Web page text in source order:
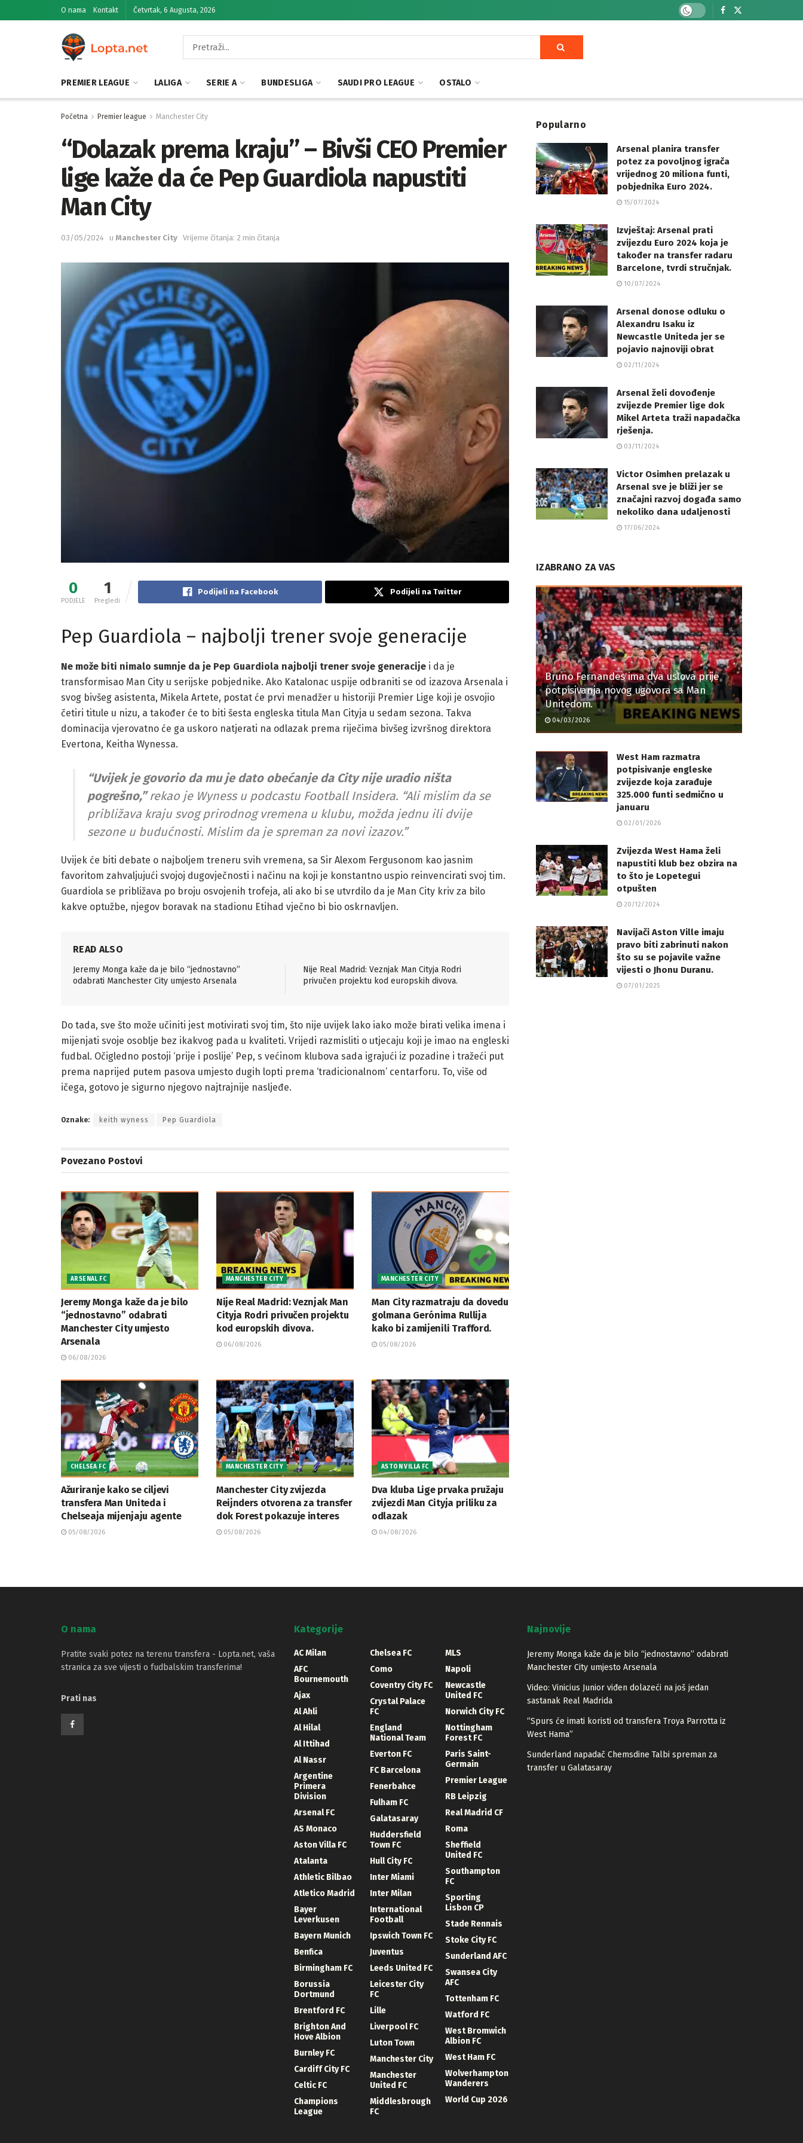
O nama Kontakt Četvrtak, 6 Augusta, 2026
PREMIER LEAGUE LALIGA SERIE A BUNDESLIGA SAUDI PRO LEAGUE OSTALO
Početna Premier league Manchester City
“Dolazak prema kraju” – Bivši CEO Premier
lige kaže da će Pep Guardiola napustiti
Man City
03/05/2024 u Manchester City Vrijeme čitanja: 2 min čitanja
0
PODJELE
1
Pregledi
Podijeli na Facebook Podijeli na Twitter
Pep Guardiola – najbolji trener svoje generacije
Ne može biti nimalo sumnje da je Pep Guardiola najbolji trener svoje generacije i da je
transformisao Man City u serijske pobjednike. Ako Katalonac uspije odbraniti se od izazova Arsenala i
svog bivšeg asistenta, Mikela Artete, postat će prvi menadžer u historiji Premier Lige koji je osvojio
četiri titule u nizu, a također će to biti šesta engleska titula Man Cityja u sedam sezona. Takva
dominacija vjerovatno će ga uskoro natjerati na odlazak prema riječima bivšeg izvršnog direktora
Evertona, Keitha Wynessa.
“Uvijek je govorio da mu je dato obećanje da City nije uradio ništa
pogrešno,”rekao je Wyness u podcastu Football Insidera. “Ali mislim da se
približava kraju svog prirodnog vremena u klubu, možda jednu ili dvije
sezone u budućnosti. Mislim da je spreman za novi izazov.”
Uvijek će biti debate o najboljem treneru svih vremena, sa Sir Alexom Fergusonom kao jasnim
favoritom zahvaljujući svojoj dugovječnosti i načinu na koji je konstantno uspio reinvencirati svoj tim.
Guardiola se približava po broju osvojenih trofeja, ali ako bi se utvrdilo da je Man City kriv za bilo
kakve optužbe, njegov boravak na stadionu Etihad vječno bi bio oskrnavljen.
READ ALSO
Jeremy Monga kaže da je bilo “jednostavno”
odabrati Manchester City umjesto Arsenala
Nije Real Madrid: Veznjak Man Cityja Rodri
privučen projektu kod europskih divova.
Do tada, sve što može učiniti jest motivirati svoj tim, što nije uvijek lako iako može birati velika imena i
mijenjati svoje osoblje bez ikakvog pada u kvaliteti. Vrijedi razmisliti o utjecaju koji je imao na engleski
fudbal. Očigledno postoji ‘prije i poslije’ Pep, s većinom klubova sada igrajući iz pozadine i tražeći put
prema naprijed putem pasova umjesto dugih lopti prema ‘tradicionalnom’ centarforu. To, više od
ičega, gotovo je sigurno njegovo najtrajnije nasljeđe.
Oznake: keith wyness Pep Guardiola
Povezano Postovi
ARSENAL FC
Jeremy Monga kaže da je bilo
“jednostavno” odabrati
Manchester City umjesto
Arsenala
06/08/2026
MANCHESTER CITY
Nije Real Madrid: Veznjak Man
Cityja Rodri privučen projektu
kod europskih divova.
06/08/2026
MANCHESTER CITY
Man City razmatraju da dovedu
golmana Gerónima Rullija
kako bi zamijenili Trafford.
05/08/2026
CHELSEA FC
Ažuriranje kako se ciljevi
transfera Man Uniteda i
Chelseaja mijenjaju agente
05/08/2026
MANCHESTER CITY
Manchester City zvijezda
Reijnders otvorena za transfer
dok Forest pokazuje interes
05/08/2026
ASTON VILLA FC
Dva kluba Lige prvaka pružaju
zvijezdi Man Cityja priliku za
odlazak
04/08/2026
Popularno
Arsenal planira transfer
potez za povoljnog igrača
vrijednog 20 miliona funti,
pobjednika Euro 2024.
15/07/2024
Izvještaj: Arsenal prati
zvijezdu Euro 2024 koja je
također na transfer radaru
Barcelone, tvrdi stručnjak.
10/07/2024
Arsenal donose odluku o
Alexandru Isaku iz
Newcastle Uniteda jer se
pojavio najnoviji obrat
02/11/2024
Arsenal želi dovođenje
zvijezde Premier lige dok
Mikel Arteta traži napadačka
rješenja.
03/11/2024
Victor Osimhen prelazak u
Arsenal sve je bliži jer se
značajni razvoj događa samo
nekoliko dana udaljenosti
17/06/2024
IZABRANO ZA VAS
Bruno Fernandes ima dva uslova prije
potpisivanja novog ugovora sa Man
Unitedom.
04/03/2026
West Ham razmatra
potpisivanje engleske
zvijezde koja zarađuje
325.000 funti sedmično u
januaru
02/01/2026
Zvijezda West Hama želi
napustiti klub bez obzira na
to što je Lopetegui
otpušten
20/12/2024
Navijači Aston Ville imaju
pravo biti zabrinuti nakon
što su se pojavile važne
vijesti o Jhonu Duranu.
07/01/2025
O nama
Pratite svaki potez na terenu transfera - Lopta.net, vaša
stranica za sve vijesti o fudbalskim transferima!
Prati nas
Kategorije
AC Milan
AFC
Bournemouth
Ajax
Al Ahli
Al Hilal
Al Ittihad
Al Nassr
Argentine
Primera
Division
Arsenal FC
AS Monaco
Aston Villa FC
Atalanta
Athletic Bilbao
Atletico Madrid
Bayer
Leverkusen
Bayern Munich
Benfica
Birmingham FC
Borussia
Dortmund
Brentford FC
Brighton And
Hove Albion
Burnley FC
Cardiff City FC
Celtic FC
Champions
League
Chelsea FC
Como
Coventry City FC
Crystal Palace
FC
England
National Team
Everton FC
FC Barcelona
Fenerbahce
Fulham FC
Galatasaray
Huddersfield
Town FC
Hull City FC
Inter Miami
Inter Milan
International
Football
Ipswich Town FC
Juventus
Leeds United FC
Leicester City
FC
Lille
Liverpool FC
Luton Town
Manchester City
Manchester
United FC
Middlesbrough
FC
MLS
Napoli
Newcastle
United FC
Norwich City FC
Nottingham
Forest FC
Paris Saint-
Germain
Premier League
RB Leipzig
Real Madrid CF
Roma
Sheffield
United FC
Southampton
FC
Sporting
Lisbon CP
Stade Rennais
Stoke City FC
Sunderland AFC
Swansea City
AFC
Tottenham FC
Watford FC
West Bromwich
Albion FC
West Ham FC
Wolverhampton
Wanderers
World Cup 2026
Najnovije
Jeremy Monga kaže da je bilo “jednostavno” odabrati
Manchester City umjesto Arsenala
Video: Vinicius Junior viđen dolazeći na još jedan
sastanak Real Madrida
“Spurs će imati koristi od transfera Troya Parrotta iz
West Hama”
Sunderland napadač Chemsdine Talbi spreman za
transfer u Galatasaray